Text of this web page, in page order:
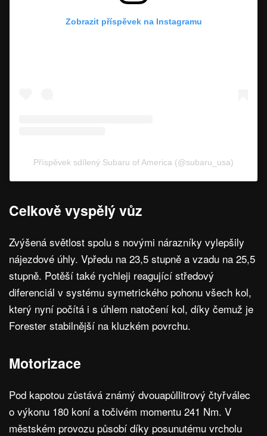
Zobrazit příspěvek na Instagramu
Příspěvek sdílený Subaru of America (@subaru_usa)
Celkově vyspělý vůz
Zvýšená světlost spolu s novými nárazníky vylepšily
nájezdové úhly. Vpředu na 23,5 stupně a vzadu na 25,5
stupně. Potěší také rychleji reagující středový
diferenciál v systému symetrického pohonu všech kol,
který nyní počítá i s úhlem natočení kol, díky čemuž je
Forester stabilnější na kluzkém povrchu.
Motorizace
Pod kapotou zůstává známý dvouapůllitrový čtyřválec
o výkonu 180 koní a točivém momentu 241 Nm. V
městském provozu působí díky posunutému vrcholu